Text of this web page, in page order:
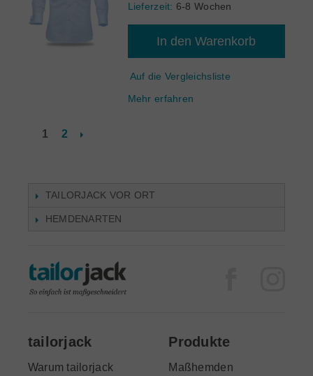
Lieferzeit: 6-8 Wochen
In den Warenkorb
Auf die Vergleichsliste
Mehr erfahren
1 2
TAILORJACK VOR ORT
HEMDENARTEN
tailorjack
Warum tailorjack
Produkte
Maßhemden